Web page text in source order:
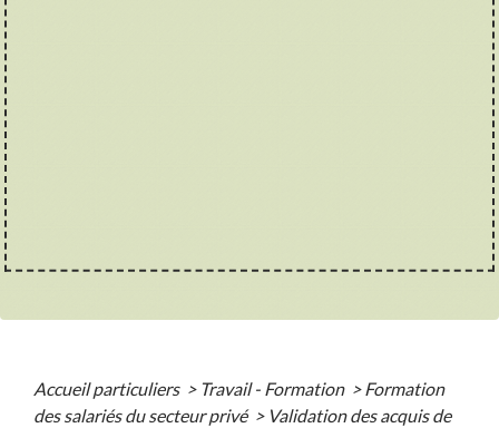
Accueil particuliers > Travail - Formation > Formation
des salariés du secteur privé > Validation des acquis de